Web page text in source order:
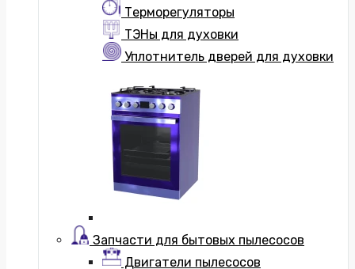
Терморегуляторы
ТЭНы для духовки
Уплотнитель дверей для духовки
Запчасти для бытовых пылесосов
Двигатели пылесосов